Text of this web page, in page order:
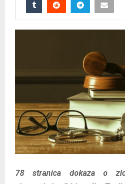
N
U
78 stranica dokaza o